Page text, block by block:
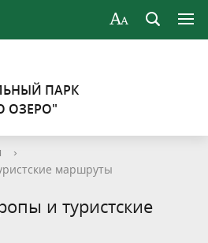
ПАРК
ОЗЕРО"
›
маршруты
и туристские